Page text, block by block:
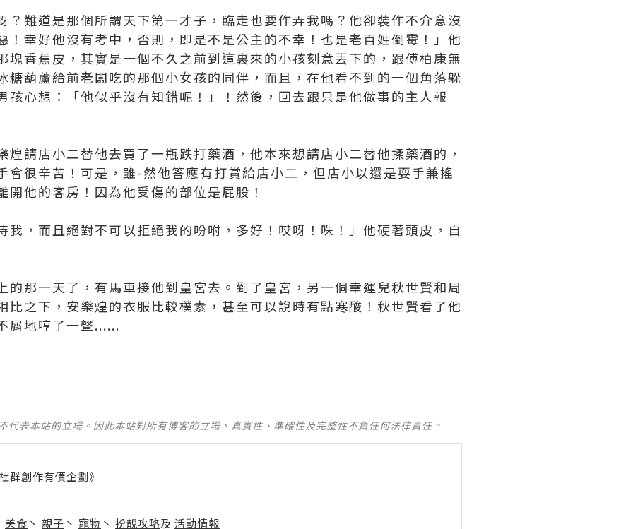
？難道是那個所謂天下第一才子，臨走也要作弄我嗎？他卻裝作不介意沒
！幸好他沒有考中，否則，即是不是公主的不幸！也是老百姓倒霉！」他
塊香蕉皮，其實是一個不久之前到這裏來的小孩刻意丟下的，跟傅柏康無
糖葫蘆給前老闆吃的那個小女孩的同伴，而且，在他看不到的一個角落躲
孩心想：「他似乎沒有知錯呢！」！然後，回去跟只是他做事的主人報
煌請店小二替他去買了一瓶跌打藥酒，他本來想請店小二替他揉藥酒的，
會很辛苦！可是，雖-然他答應有打賞給店小二，但店小以還是耍手兼搖
開他的客房！因為他受傷的部位是屁股！
我，而且絕對不可以拒絕我的吩咐，多好！哎呀！咮！」他硬著頭皮，自
的那一天了，有馬車接他到皇宮去。到了皇宮，另一個幸運兒秋世賢和周
比之下，安樂煌的衣服比較樸素，甚至可以說時有點寒酸！秋世賢看了他
屑地哼了一聲......
代表本站的立場。因此本站對所有博客的立場、真實性、準確性及完整性不負任何法律責任。
群創作有價企劃》
美食 丶 親子 丶 寵物 丶 扮靚攻略及 活動情報